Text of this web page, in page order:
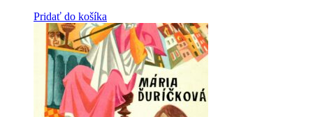
Pridať do košíka